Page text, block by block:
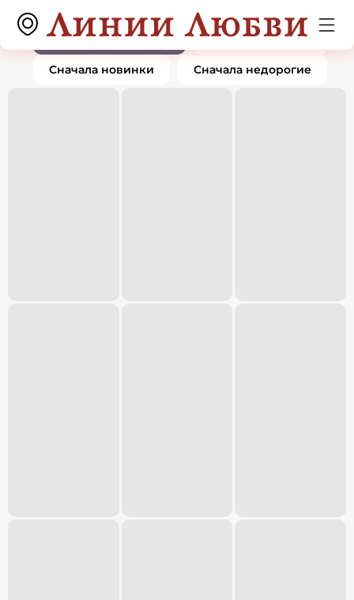
Серьги0 товаров
По популярности
Сначала дорогие
Сначала новинки Сначала недорогие